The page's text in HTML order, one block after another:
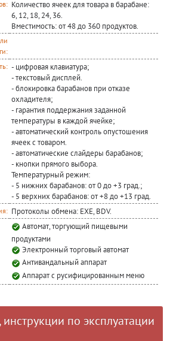
Количество ячеек для товара в барабане:
6, 12, 18, 24, 36.
Вместимость: от 48 до 360 продуктов.
- цифровая клавиатура;
- текстовый дисплей.
- блокировка барабанов при отказе
охладителя;
- гарантия поддержания заданной
температуры в каждой ячейке;
- автоматический контроль опустошения
ячеек с товаром.
- автоматические слайдеры барабанов;
- кнопки прямого выбора.
Температурный режим:
- 5 нижних барабанов: от 0 до +3 град.;
- 5 верхних барабанов: от +8 до +13 град.
Протоколы обмена: EXE, BDV.
Автомат, торгующий пищевыми
продуктами
Электронный торговый автомат
Антивандальный аппарат
Аппарат с русифицированным меню
по эксплуатации